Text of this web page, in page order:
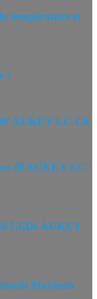
température et
!
AUKEY LC-C6
fil AUKEY LC-
LEDs AUKEY
Mayhem